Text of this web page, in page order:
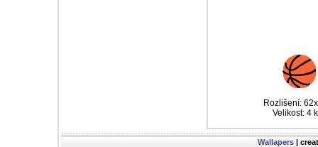
Rozlišení:
Velikost: 4
Wallapers |